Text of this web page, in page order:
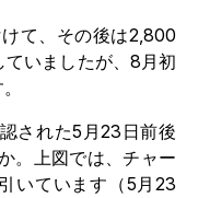
て、その後は2,800
いましたが、8月初
された5月23日前後
。上図では、チャー
いています（5月23